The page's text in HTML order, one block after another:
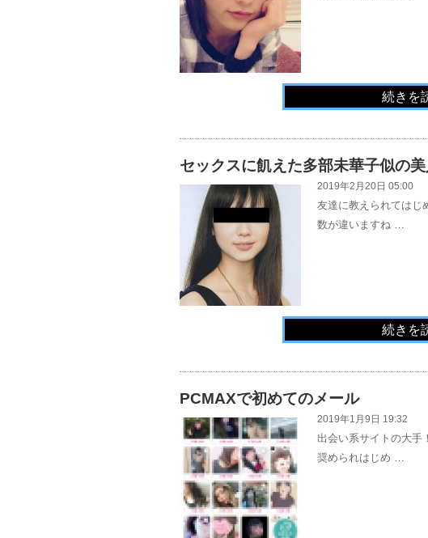
続きを
セックスに飢えた多部未華子似の
2019年2月20日 05:00
友達に教えられてはじ
数が違いますね …
続きを
PCMAXで初めてのメール
2019年1月9日 19:32
出会い系サイトの大手
奨められはじめ …